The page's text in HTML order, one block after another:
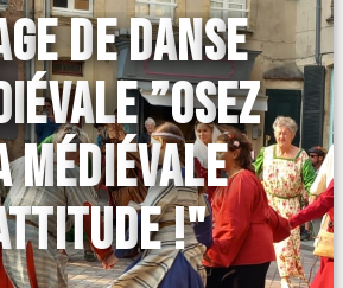
DE DANSE
”OSEZ
MÉDIÉVALE
!"